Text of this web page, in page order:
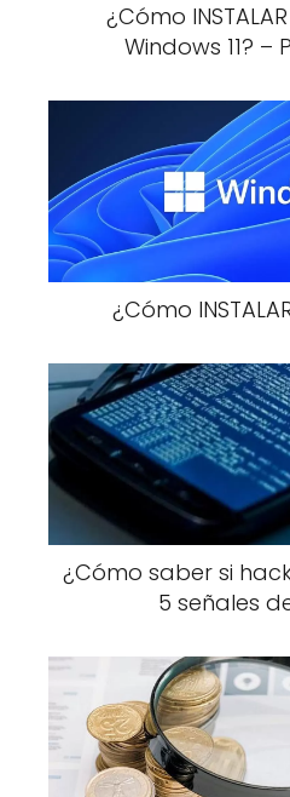
¿Cómo
Windows 11?
¿Cómo
¿Cómo saber si
5 señales